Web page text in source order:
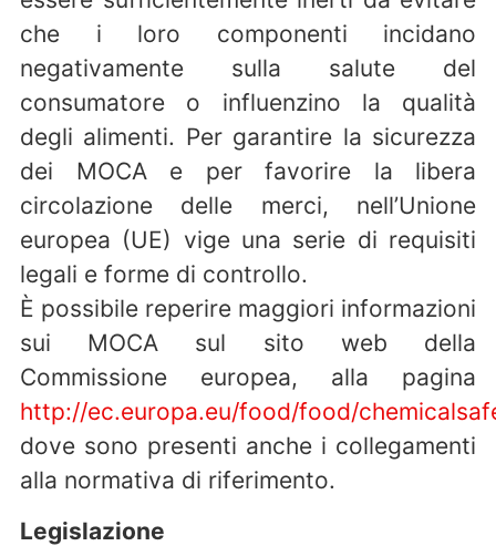
che i loro componenti incidano
negativamente sulla salute del
consumatore o influenzino la qualità
degli alimenti. Per garantire la sicurezza
dei MOCA e per favorire la libera
circolazione delle merci, nell’Unione
europea (UE) vige una serie di requisiti
legali e forme di controllo.
È possibile reperire maggiori informazioni
sui MOCA sul sito web della
Commissione europea, alla pagina
http://ec.europa.eu/food/food/
dove sono presenti anche i collegamenti
alla normativa di riferimento.
Legislazione